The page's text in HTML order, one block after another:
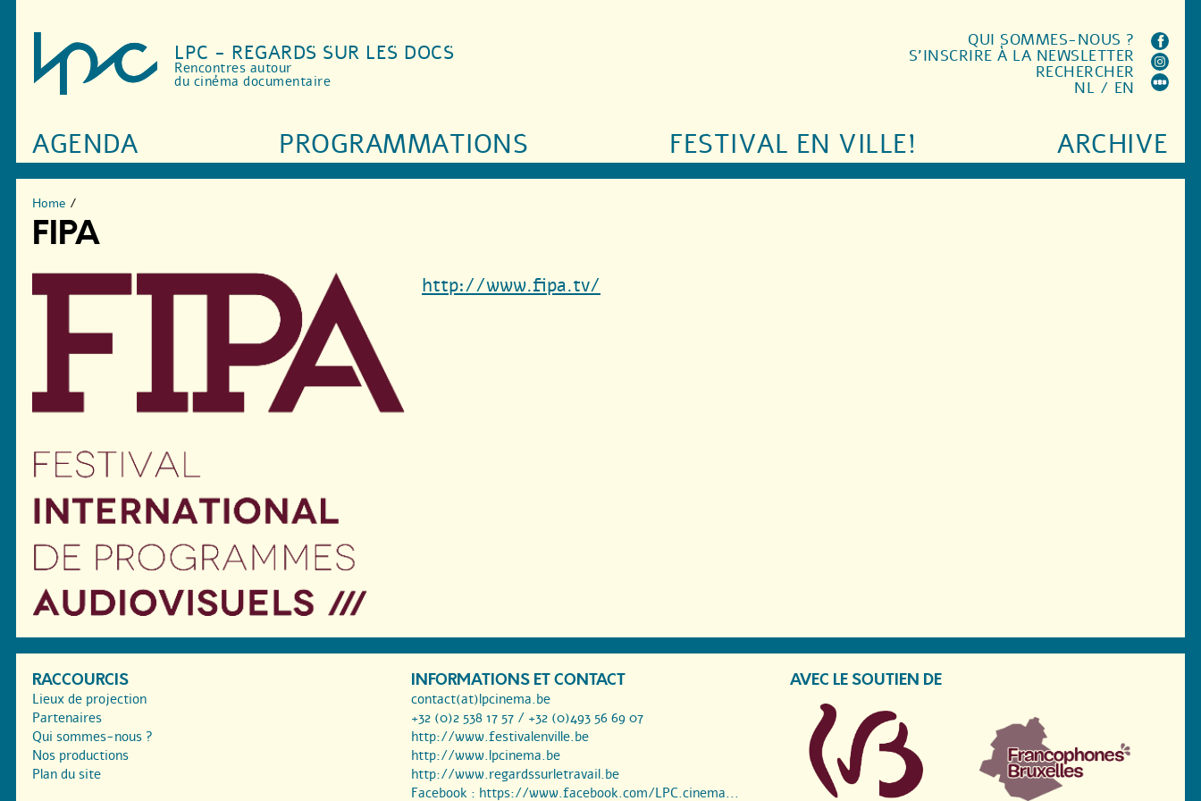
LPC - REGARDS SUR LES DOCS
Rencontres autour
du cinéma documentaire
AGENDA PROGRAMMATIONS FESTIVAL EN VILLE! ARCHIVE
QUI SOMMES-NOUS ?
S'INSCRIRE À LA NEWSLETTER
RECHERCHER
NL / EN
Home /
FIPA
http://www.fipa.tv/
RACCOURCIS
Lieux de projection
Partenaires
Qui sommes-nous ?
Nos productions
Plan du site
INFORMATIONS ET CONTACT
contact(at)lpcinema.be
+32 (0)2 538 17 57 / +32 (0)493 56 69 07
http://www.festivalenville.be
http://www.lpcinema.be
http://www.regardssurletravail.be
Facebook : https://www.facebook.com/LPC.cinema...
AVEC LE SOUTIEN DE